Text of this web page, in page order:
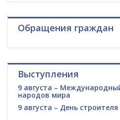
Обращения граждан
Выступления
9 августа –
народов мира
9 августа – День строителя